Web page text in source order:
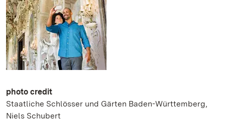
photo credit
Staatliche Schlösser und Gärten Baden-Württemberg,
Niels Schubert